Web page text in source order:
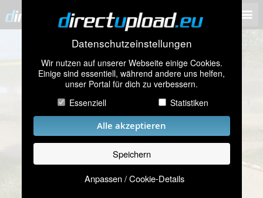
Datenschutzeinstellungen
Wir nutzen auf unserer Webseite einige Cookies.
Einige sind essentiell, während andere uns helfen,
unser Portal für dich zu verbessern.
Essenziell
Statistiken
Alle akzeptieren
Speichern
Anpassen / Cookie-Details